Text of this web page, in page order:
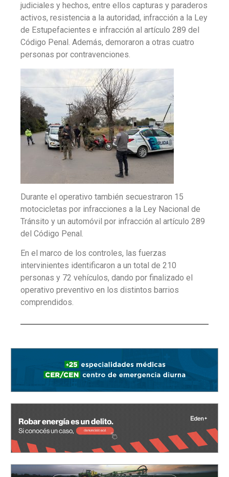
judiciales y hechos, entre ellos capturas y paraderos
activos, resistencia a la autoridad, infracción a la Ley
de Estupefacientes e infracción al artículo 289 del
Código Penal. Además, demoraron a otras cuatro
personas por contravenciones.
Durante el operativo también secuestraron 15
motocicletas por infracciones a la Ley Nacional de
Tránsito y un automóvil por infracción al artículo 289
del Código Penal.
En el marco de los controles, las fuerzas
intervinientes identificaron a un total de 210
personas y 72 vehículos, dando por finalizado el
operativo preventivo en los distintos barrios
comprendidos.